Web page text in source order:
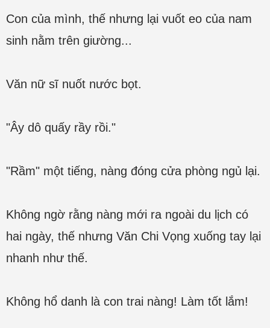
Con của mình, thế nhưng lại vuốt eo của nam
sinh nằm trên giường...
Văn nữ sĩ nuốt nước bọt.
"Ây dô quấy rầy rồi."
"Rầm" một tiếng, nàng đóng cửa phòng ngủ lại.
Không ngờ rằng nàng mới ra ngoài du lịch có
hai ngày, thế nhưng Văn Chi Vọng xuống tay lại
nhanh như thế.
Không hổ danh là con trai nàng! Làm tốt lắm!